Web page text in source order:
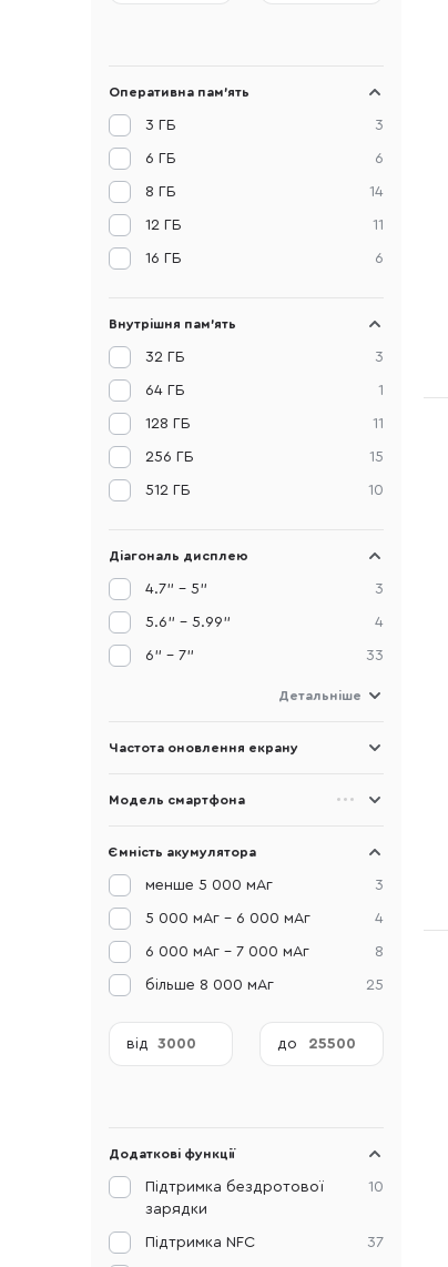
Оперативна пам'ять
3
3 ГБ
6
6 ГБ
14
8 ГБ
11
12 ГБ
6
16 ГБ
Внутрішня пам'ять
3
32 ГБ
1
64 ГБ
11
128 ГБ
15
256 ГБ
10
512 ГБ
Діагональ дисплею
3
4.7" - 5"
4
5.6" - 5.99"
33
6" - 7"
Детальніше
Частота оновлення екрану
Модель смартфона
Ємність акумулятора
3
менше 5 000 мАг
4
5 000 мАг - 6 000 мАг
8
6 000 мАг - 7 000 мАг
25
більше 8 000 мАг
від до
Додаткові функції
10
Підтримка бездротової
зарядки
37
Підтримка NFC